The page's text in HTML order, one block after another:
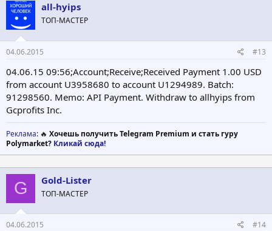
all-hyips
ТОП-МАСТЕР
04.06.2015 #13
04.06.15 09:56;Account;Receive;Received Payment 1.00 USD
from account U3958680 to account U1294989. Batch:
91298560. Memo: API Payment. Withdraw to allhyips from
Gcprofits Inc.
Реклама: 🔥 Хочешь получить Telegram Premium и стать гуру
Polymarket? Кликай сюда!
G Gold-Lister
ТОП-МАСТЕР
04.06.2015 #14